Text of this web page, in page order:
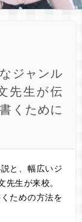
ジャンル
先生が伝
くために
と、幅広いジ
先生が来校。
ための方法を